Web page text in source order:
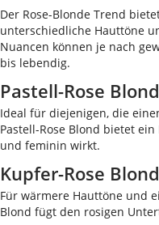
Der Rose-Blonde Trend
unterschiedliche Hauttöne
Nuancen können je nach
bis lebendig.
Pastell-Rose Blond
Ideal für diejenigen, die
Pastell-Rose Blond bietet
und feminin wirkt.
Kupfer-Rose Blond
Für wärmere Hauttöne und
Blond fügt den rosigen